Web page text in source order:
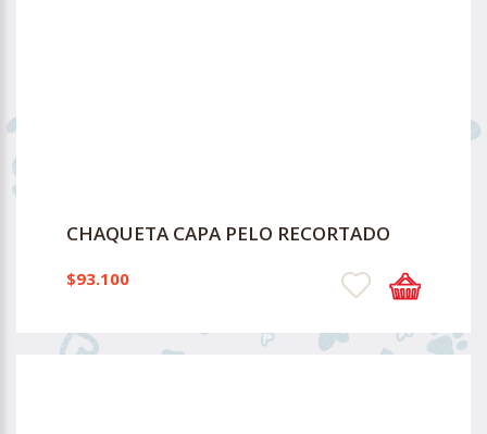
CHAQUETA CAPA PELO RECORTADO
$93.100